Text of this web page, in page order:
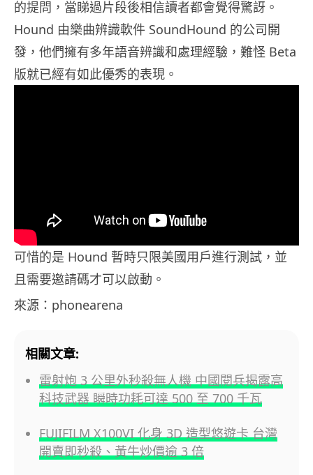
的提問，當睇過片段後相信讀者都會覺得驚訝。
Hound 由樂曲辨識軟件 SoundHound 的公司開
發，他們擁有多年語音辨識和處理經驗，難怪 Beta
版就已經有如此優秀的表現。
可惜的是 Hound 暫時只限美國用戶進行測試，並
且需要邀請碼才可以啟動。
來源：phonearena
相關文章:
雷射炮 3 公里外秒殺無人機 中國閱兵揭露高
科技武器 瞬時功耗可達 500 至 700 千瓦
FUJIFILM X100VI 化身 3D 造型悠遊卡 台灣
開賣即秒殺、黃牛炒價逾 3 倍